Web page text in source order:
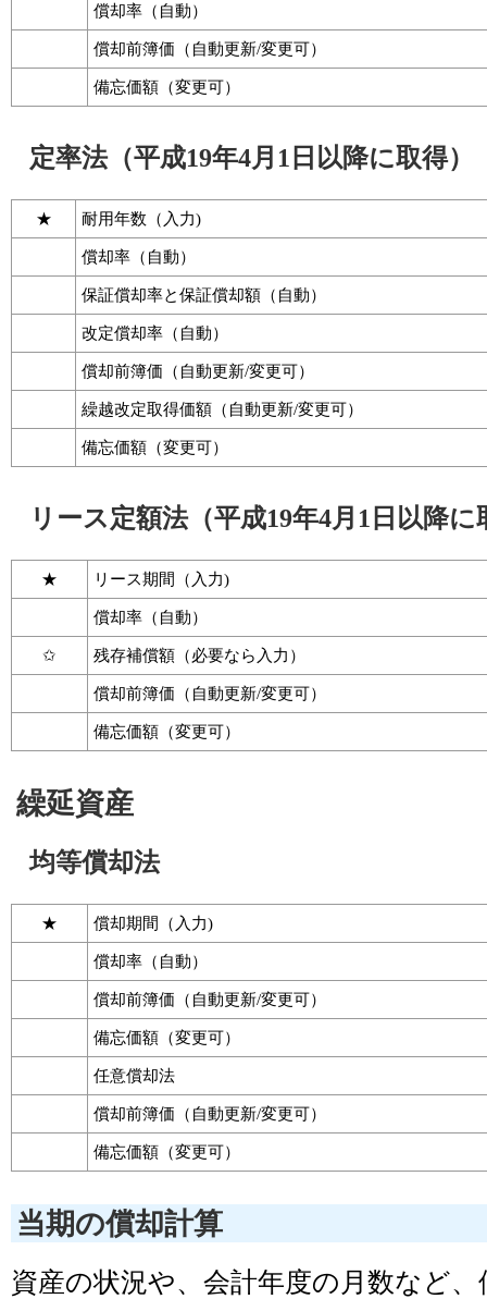
償却率（自動）
償却前簿価（自動更新/変更可）
備忘価額（変更可）
定率法（平成19年4月1日以降に取得）
★ 耐用年数（入力)
償却率（自動）
保証償却率と保証償却額（自動）
改定償却率（自動）
償却前簿価（自動更新/変更可）
繰越改定取得価額（自動更新/変更可）
備忘価額（変更可）
リース定額法（平成19年4月1日以降に
★ リース期間（入力)
償却率（自動）
✩ 残存補償額（必要なら入力）
償却前簿価（自動更新/変更可）
備忘価額（変更可）
繰延資産
均等償却法
★ 償却期間（入力)
償却率（自動）
償却前簿価（自動更新/変更可）
備忘価額（変更可）
任意償却法
償却前簿価（自動更新/変更可）
備忘価額（変更可）
当期の償却計算
資産の状況や、会計年度の月数など